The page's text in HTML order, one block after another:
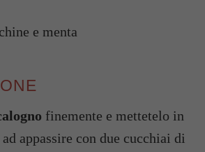
finemente e mettetelo in
appassire con due cucchiai di